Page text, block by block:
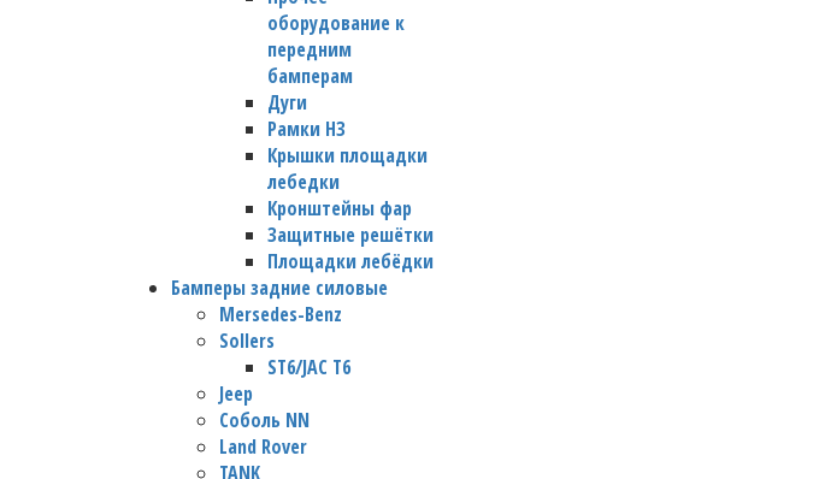
оборудование к
передним
бамперам
Дуги
Рамки НЗ
Крышки площадки
лебедки
Кронштейны фар
Защитные решётки
Площадки лебёдки
Бамперы задние силовые
Mersedes-Benz
Sollers
ST6/JAC T6
Jeep
Соболь NN
Land Rover
TANK